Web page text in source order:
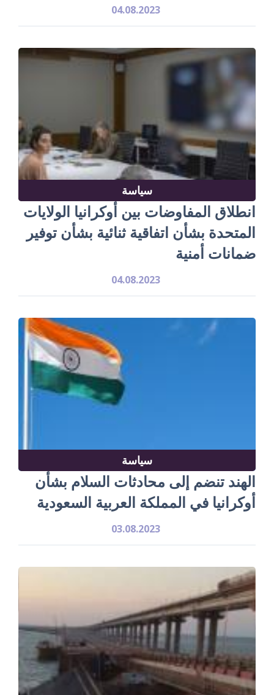
04.08.2023
سياسة
انطلاق المفاوضات بين أوكرانيا الولايات
المتحدة بشأن اتفاقية ثنائية بشأن توفير
ضمانات أمنية
04.08.2023
سياسة
الهند تنضم إلى محادثات السلام بشأن
أوكرانيا في المملكة العربية السعودية
03.08.2023